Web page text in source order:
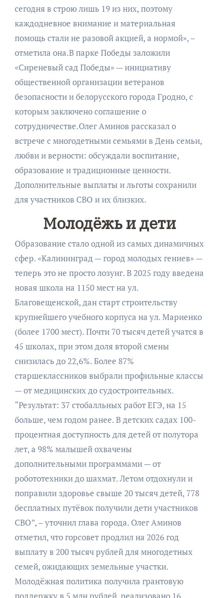
сегодня в строю лишь 19 из них, поэтому
каждодневное внимание и материальная
помощь стали не разовой акцией, а нормой», –
отметила она.В парке Победы заложили
«Сиреневый сад Победы» — инициативу
общественной организации ветеранов
безопасности и белорусского города Гродно, с
которым заключено соглашение о
сотрудничестве.Олег Аминов рассказал о
встрече с многодетными семьями в День семьи,
любви и верности: обсуждали воспитание,
образование и традиционные ценности.
Дополнительные выплаты и льготы сохранили
для участников СВО и их близких.
Молодёжь и дети
Образование стало одной из самых динамичных
сфер. «Калининград — город молодых гениев» —
теперь это не просто лозунг. В 2025 году введена
новая школа на 1150 мест на ул.
Благовещенской, дан старт строительству
крупнейшего учебного корпуса на ул. Мариенко
(более 1700 мест). Почти 70 тысяч детей учатся в
45 школах, при этом доля второй смены
снизилась до 22,6%. Более 87%
старшеклассников выбрали профильные классы
— от медицинских до судостроительных.
“Результат: 37 стобалльных работ ЕГЭ, на 15
больше, чем годом ранее. В детских садах 100-
процентная доступность для детей от полутора
лет, а 98% малышей охвачены
дополнительными программами — от
робототехники до шахмат. Летом отдохнули и
поправили здоровье свыше 20 тысяч детей, 778
бесплатных путёвок получили дети участников
СВО”, – уточнил глава города. Олег Аминов
отметил, что горсовет продлил на 2026 год
выплату в 200 тысяч рублей для многодетных
семей, ожидающих земельные участки.
Молодёжная политика получила грантовую